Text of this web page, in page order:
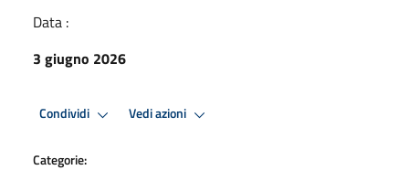
Data :
3 giugno 2026
Condividi Vedi azioni
Categorie: